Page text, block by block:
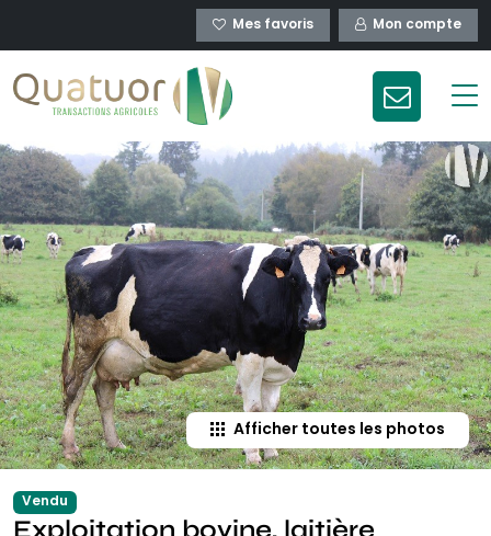
Mes favoris Mon compte
Afficher toutes les photos
Vendu
Exploitation bovine, laitière